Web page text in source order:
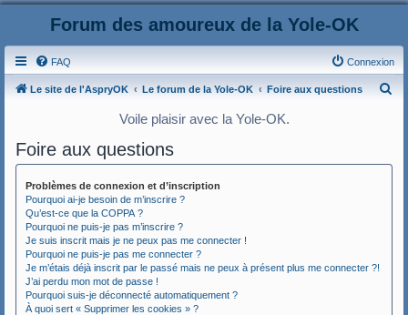
Forum des amoureux de la Yole-OK
FAQ Connexion
Le site de l'AspryOK Le forum de la Yole-OK Foire aux questions
Voile plaisir avec la Yole-OK.
Foire aux questions
Problèmes de connexion et d’inscription
Pourquoi ai-je besoin de m’inscrire ?
Qu’est-ce que la COPPA ?
Pourquoi ne puis-je pas m’inscrire ?
Je suis inscrit mais je ne peux pas me connecter !
Pourquoi ne puis-je pas me connecter ?
Je m’étais déjà inscrit par le passé mais ne peux à présent plus me connecter ?!
J’ai perdu mon mot de passe !
Pourquoi suis-je déconnecté automatiquement ?
À quoi sert « Supprimer les cookies » ?